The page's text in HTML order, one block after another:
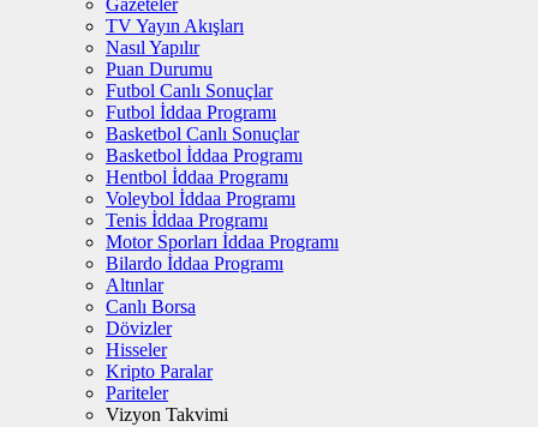
Gazeteler
TV Yayın Akışları
Nasıl Yapılır
Puan Durumu
Futbol Canlı Sonuçlar
Futbol İddaa Programı
Basketbol Canlı Sonuçlar
Basketbol İddaa Programı
Hentbol İddaa Programı
Voleybol İddaa Programı
Tenis İddaa Programı
Motor Sporları İddaa Programı
Bilardo İddaa Programı
Altınlar
Canlı Borsa
Dövizler
Hisseler
Kripto Paralar
Pariteler
Vizyon Takvimi